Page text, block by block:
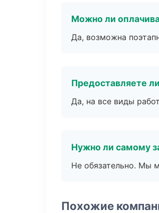
Можно ли
Да, возможна
Предоставляете
Да, на все виды
Нужно ли самому
Не обязательно. Мы
Похожие